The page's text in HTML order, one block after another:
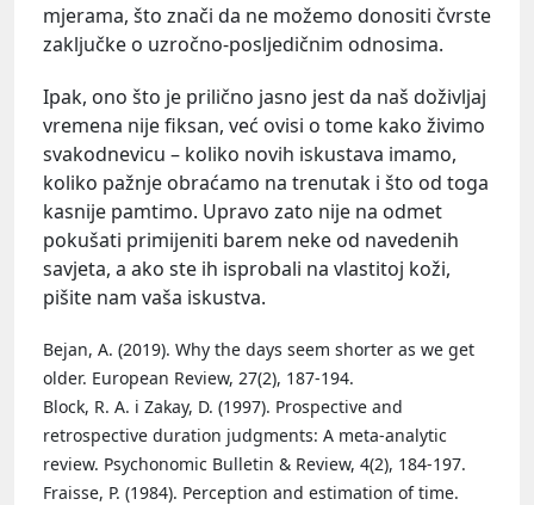
mjerama, što znači da ne možemo donositi čvrste
zaključke o uzročno-posljedičnim odnosima.
Ipak, ono što je prilično jasno jest da naš doživljaj
vremena nije fiksan, već ovisi o tome kako živimo
svakodnevicu – koliko novih iskustava imamo,
koliko pažnje obraćamo na trenutak i što od toga
kasnije pamtimo. Upravo zato nije na odmet
pokušati primijeniti barem neke od navedenih
savjeta, a ako ste ih isprobali na vlastitoj koži,
pišite nam vaša iskustva.
Bejan, A. (2019). Why the days seem shorter as we get
older. European Review, 27(2), 187-194.
Block, R. A. i Zakay, D. (1997). Prospective and
retrospective duration judgments: A meta-analytic
review. Psychonomic Bulletin & Review, 4(2), 184-197.
Fraisse, P. (1984). Perception and estimation of time.